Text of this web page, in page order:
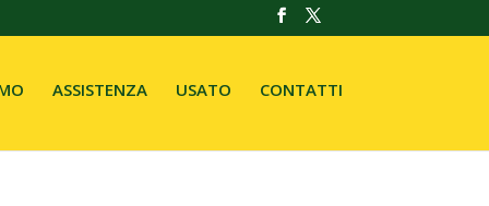
ASSISTENZA USATO CONTATTI